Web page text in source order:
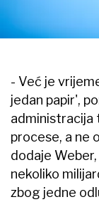
- Već je
jedan papir',
administracija
procese, a ne
dodaje
nekoliko
zbog jedne